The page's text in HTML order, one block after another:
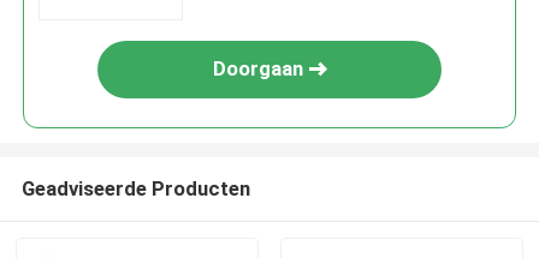
Doorgaan
Geadviseerde Producten